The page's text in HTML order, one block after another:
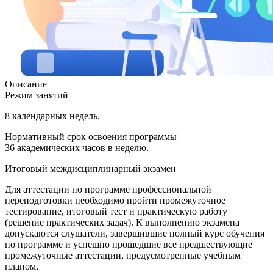
Описание
Режим занятий
8 календарных недель.
Нормативный срок освоения программы
36 академических часов в неделю.
Итоговый междисциплинарный экзамен
Для аттестации по программе профессиональной
переподготовки необходимо пройти промежуточное
тестирование, итоговый тест и практическую работу
(решение практических задач). К выполнению экзамена
допускаются слушатели, завершившие полный курс обучения
по программе и успешно прошедшие все предшествующие
промежуточные аттестации, предусмотренные учебным
планом.